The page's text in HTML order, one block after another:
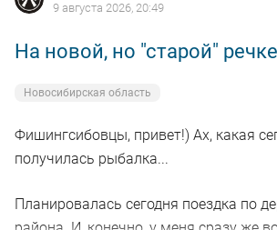
9 августа 2026, 20:49
На новой, но "старой"
Новосибирская область
Фишингсибовцы, привет!) Ах, какая
получилась рыбалка...
Планировалась сегодня поездка по